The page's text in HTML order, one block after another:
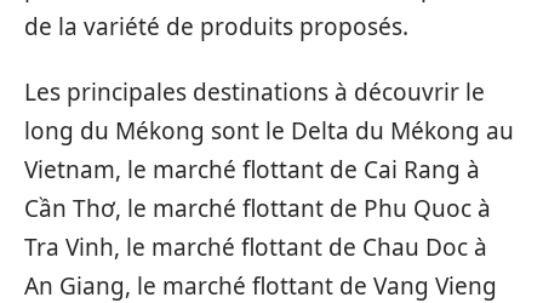
de la variété de produits proposés.
Les principales destinations à découvrir le
long du Mékong sont le Delta du Mékong au
Vietnam, le marché flottant de Cai Rang à
Cần Thơ, le marché flottant de Phu Quoc à
Tra Vinh, le marché flottant de Chau Doc à
An Giang, le marché flottant de Vang Vieng